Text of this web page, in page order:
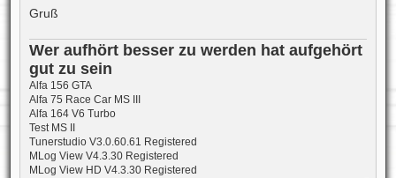
Gruß
Wer aufhört besser zu werden hat aufgehört
gut zu sein
Alfa 156 GTA
Alfa 75 Race Car MS III
Alfa 164 V6 Turbo
Test MS II
Tunerstudio V3.0.60.61 Registered
MLog View V4.3.30 Registered
MLog View HD V4.3.30 Registered